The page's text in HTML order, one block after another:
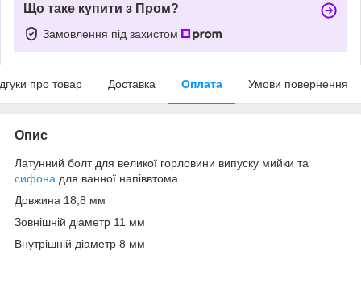
Що таке купити з Пром?
Замовлення під захистом
про товар Доставка Оплата Умови повернення
Опис
Латунний болт для великої горловини випуску мийки та
сифона для ванної напіввтома
Довжина 18,8 мм
Зовнішній діаметр 11 мм
Внутрішній діаметр 8 мм